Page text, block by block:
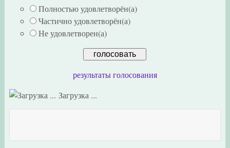
Полностью удовлетворён(а)
Частично удовлетворён(а)
Не удовлетворен(а)
результаты голосования
Загрузка ...